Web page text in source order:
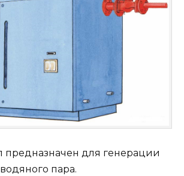
предназначен для генерации
пара.